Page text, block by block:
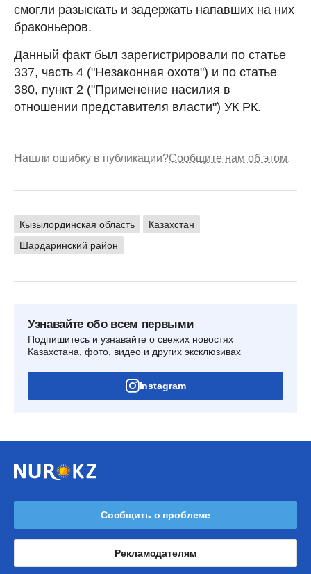
смогли разыскать и задержать напавших на них
браконьеров.
Данный факт был зарегистрировали по статье
337, часть 4 ("Незаконная охота") и по статье
380, пункт 2 ("Применение насилия в
отношении представителя власти") УК РК.
Нашли ошибку в публикации?Сообщите нам об этом.
Кызылординская область
Казахстан
Шардаринский район
Узнавайте обо всем первыми
Подпишитесь и узнавайте о свежих новостях
Казахстана, фото, видео и других эксклюзивах
Instagram
Сообщить о проблеме
Рекламодателям